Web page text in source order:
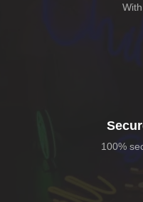
100%